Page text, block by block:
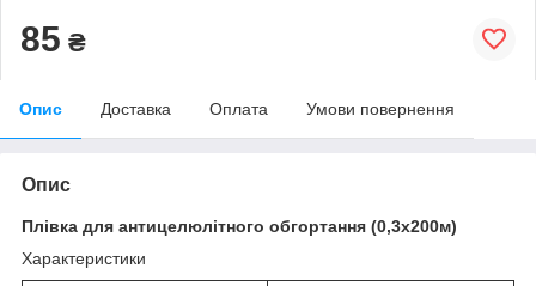
85 ₴
Опис Доставка Оплата Умови повернення
Опис
Плівка для антицелюлітного обгортання (0,3х200м)
Характеристики